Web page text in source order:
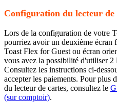
Configuration du lecteur
Lors de la configuration de votre
pourriez avoir un deuxième écran
Toast Flex for Guest ou écran
vous avez la possibilité d'utiliser 2
Consultez les instructions ci-
accepter les paiements. Pour
du lecteur de cartes, consultez le
(sur comptoir).